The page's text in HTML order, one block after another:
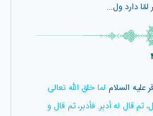
دارد ول...
عليه السلام لما خلق اللّه تعالى
ثم قال له أدبر. فأدبر، ثم قال و